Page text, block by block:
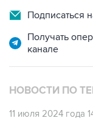
Подписаться
Получать
канале
НОВОСТИ ПО
11 июля 2024 года